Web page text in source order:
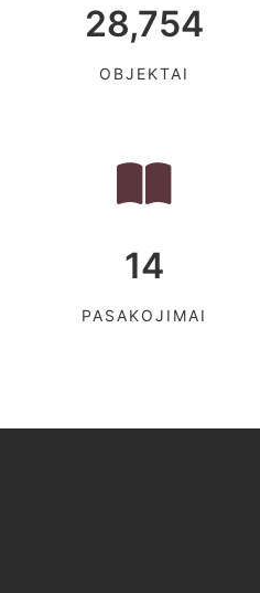
28,754
OBJEKTAI
14
PASAKOJIMAI